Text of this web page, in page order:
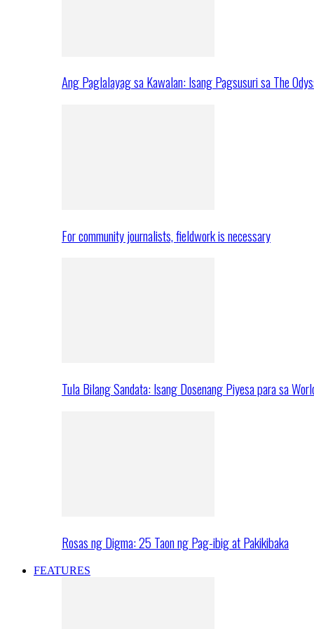
Ang Paglalayag sa Kawalan: Isang Pagsusuri sa The
For community journalists, fieldwork is necessary
Tula Bilang Sandata: Isang Dosenang Piyesa para sa
Rosas ng Digma: 25 Taon ng Pag-ibig at Pakikibaka
FEATURES